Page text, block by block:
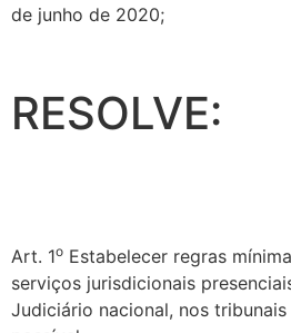
de junho de 2020;
RESOLVE:
Art. 1o Estabelecer regras
serviços jurisdicionais
Judiciário nacional, nos